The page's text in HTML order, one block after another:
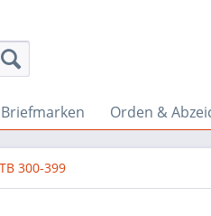
Briefmarken Orden &
300-399